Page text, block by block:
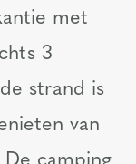
met
3
strand is
van